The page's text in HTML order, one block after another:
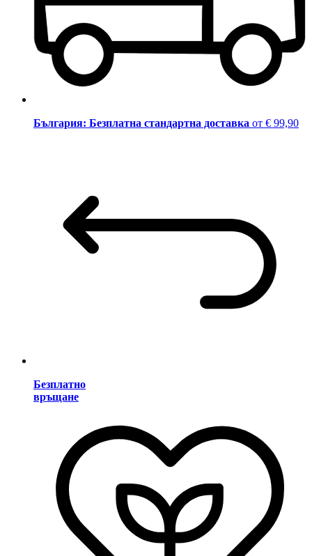
България: Безплатна стандартна доставка от € 99,90
Безплатно
връщане